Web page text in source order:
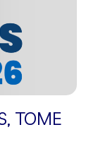
, TOME